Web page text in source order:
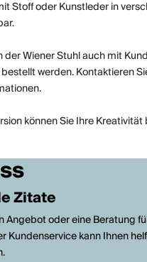
Stoff oder Kunstleder in
der Wiener Stuhl auch mit
werden. Kontaktieren
können Sie Ihre
Zitate
Angebot oder eine Beratung
Kundenservice kann Ihnen